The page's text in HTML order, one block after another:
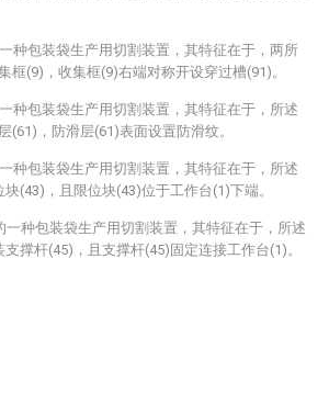
种包装袋生产用切割装置，其特征在于，两所
框(9)，收集框(9)右端对称开设穿过槽(91)。
种包装袋生产用切割装置，其特征在于，所述
(61)，防滑层(61)表面设置防滑纹。
种包装袋生产用切割装置，其特征在于，所述
(43)，且限位块(43)位于工作台(1)下端。
一种包装袋生产用切割装置，其特征在于，所述
撑杆(45)，且支撑杆(45)固定连接工作台(1)。